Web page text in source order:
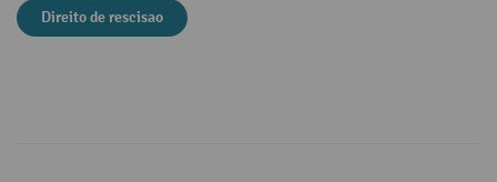
Direito de rescisao